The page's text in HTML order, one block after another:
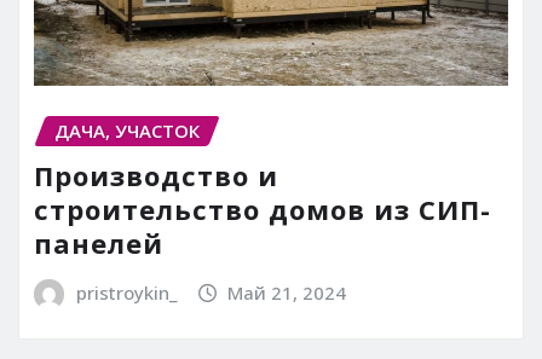
ДАЧА, УЧАСТОК
Производство и
строительство домов из СИП-
панелей
pristroykin_ Май 21, 2024